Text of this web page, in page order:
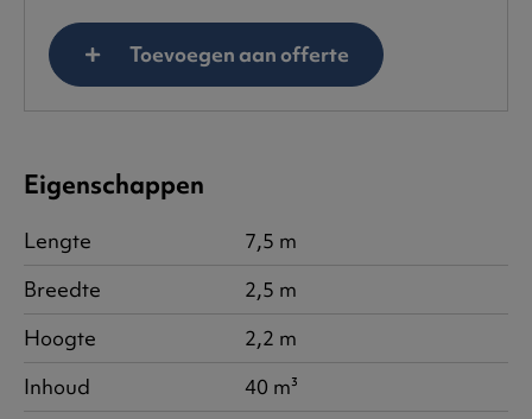
Toevoegen aan offerte
Eigenschappen
Lengte
7,5 m
Breedte
2,5 m
Hoogte
2,2 m
Inhoud
40 m³